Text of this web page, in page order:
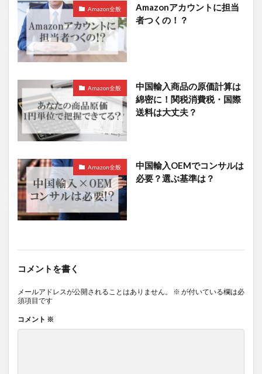
Amazon全般
Amazonアカウントに担当
者つくの！？
Amazon全般
中国輸入商品の原価計算は
綿密に！関税消費税・国際
送料は大丈夫？
Amazon全般
中国輸入OEMでコンサルは
必要？選ぶ基準は？
コメントを書く
メールアドレスが公開されることはありません。 ※ が付いている欄は必
須項目です
コメント ※